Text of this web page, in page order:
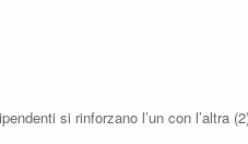
si rinforzano l’un con l’altra